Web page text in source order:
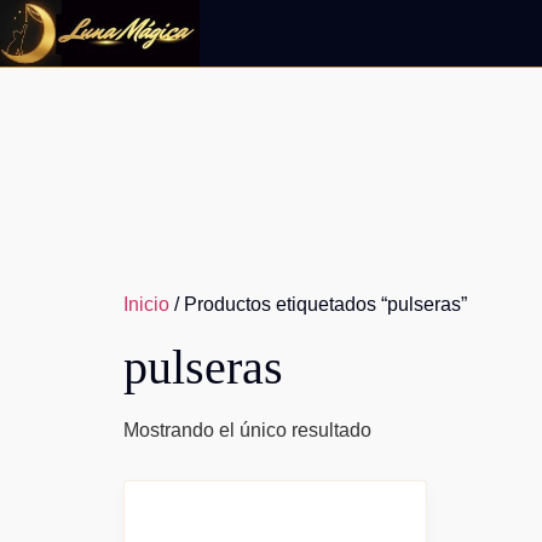
Inicio / Productos etiquetados “pulseras”
pulseras
Mostrando el único resultado